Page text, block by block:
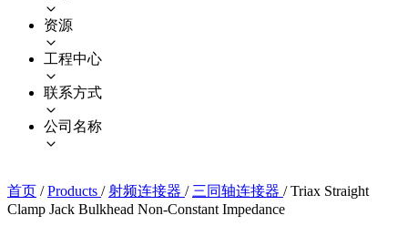
资源
工程中心
联系方式
公司名称
首页 / Products / 射频连接器 / 三同轴连接器 / Triax Straight
Clamp Jack Bulkhead Non-Constant Impedance